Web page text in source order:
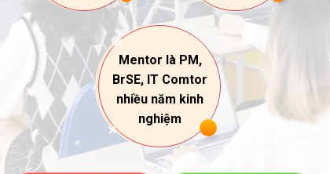
Mentor là PM,
BrSE, IT Comtor
nhiều năm kinh
nghiệm